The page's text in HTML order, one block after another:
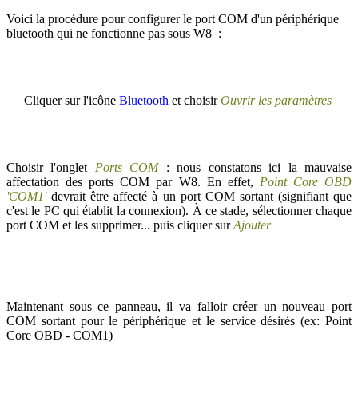
Voici la procédure pour configurer le port COM d'un périphérique
bluetooth qui ne fonctionne pas sous W8 :
Cliquer sur l'icône Bluetooth et choisirOuvrir les paramètres
Choisir l'onglet Ports COM: nous constatons ici la mauvaise
affectation des ports COM par W8. En effet, Point Core OBD
'COM1' devrait être affecté à un port COM sortant (signifiant que
c'est le PC qui établit la connexion). À ce stade, sélectionner chaque
port COM et les supprimer... puis cliquer surAjouter
Maintenant sous ce panneau, il va falloir créer un nouveau port
COM sortant pour le périphérique et le service désirés (ex: Point
Core OBD - COM1)